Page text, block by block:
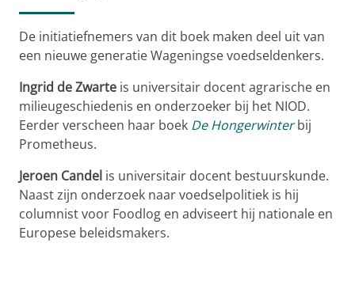
De initiatiefnemers van dit boek maken deel uit van
een nieuwe generatie Wageningse voedseldenkers.
Ingrid de Zwarte is universitair docent agrarische en
milieugeschiedenis en onderzoeker bij het NIOD.
Eerder verscheen haar boek De Hongerwinterbij
Prometheus.
Jeroen Candel is universitair docent bestuurskunde.
Naast zijn onderzoek naar voedselpolitiek is hij
columnist voor Foodlog en adviseert hij nationale en
Europese beleidsmakers.